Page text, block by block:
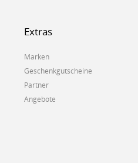
Extras
Marken
Geschenkgutscheine
Partner
Angebote